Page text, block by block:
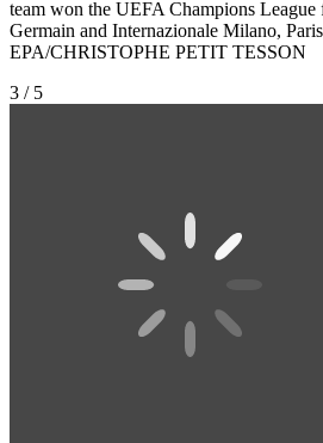
team won the UEFA Champions League
Germain and Internazionale Milano,
EPA/CHRISTOPHE PETIT TESSON
3 / 5